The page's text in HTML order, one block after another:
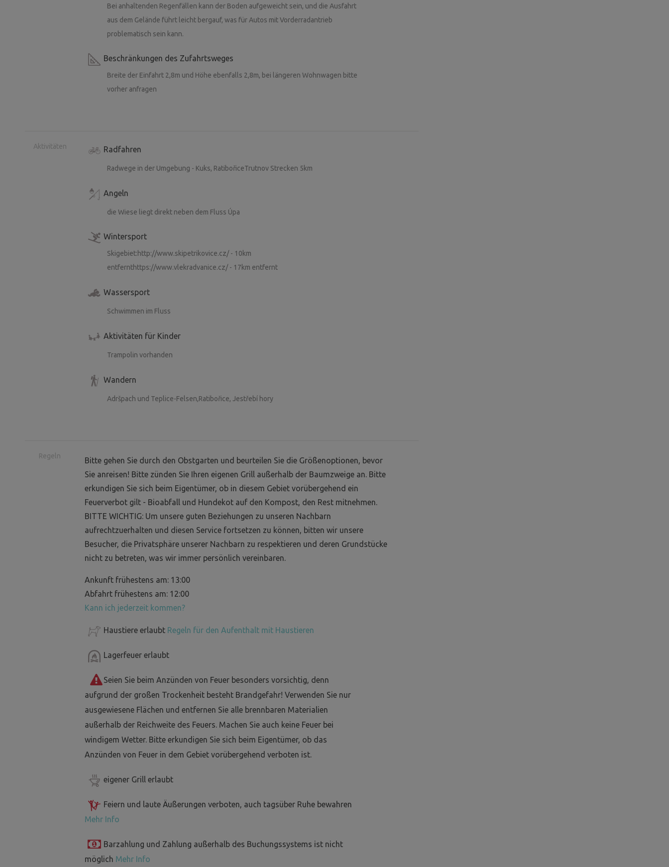
Bei anhaltenden Regenfällen kann der Boden aufgeweicht sein, und die Ausfahrt
aus dem Gelände führt leicht bergauf, was für Autos mit Vorderradantrieb
problematisch sein kann.
Beschränkungen des Zufahrtsweges
Breite der Einfahrt 2,8m und Höhe ebenfalls 2,8m, bei längeren Wohnwagen bitte
vorher anfragen
Aktivitäten Radfahren
Radwege in der Umgebung - Kuks, RatibořiceTrutnov Strecken 5km
Angeln
die Wiese liegt direkt neben dem Fluss Úpa
Wintersport
Skigebiet:http://www.skipetrikovice.cz/ - 10km
entfernthttps://www.vlekradvanice.cz/ - 17km entfernt
Wassersport
Schwimmen im Fluss
Aktivitäten für Kinder
Trampolin vorhanden
Wandern
Adršpach und Teplice-Felsen,Ratibořice, Jestřebí hory
Regeln
Bitte gehen Sie durch den Obstgarten und beurteilen Sie die Größenoptionen, bevor
Sie anreisen! Bitte zünden Sie Ihren eigenen Grill außerhalb der Baumzweige an. Bitte
erkundigen Sie sich beim Eigentümer, ob in diesem Gebiet vorübergehend ein
Feuerverbot gilt - Bioabfall und Hundekot auf den Kompost, den Rest mitnehmen.
BITTE WICHTIG: Um unsere guten Beziehungen zu unseren Nachbarn
aufrechtzuerhalten und diesen Service fortsetzen zu können, bitten wir unsere
Besucher, die Privatsphäre unserer Nachbarn zu respektieren und deren Grundstücke
nicht zu betreten, was wir immer persönlich vereinbaren.
Ankunft frühestens am: 13:00
Abfahrt frühestens am: 12:00
Kann ich jederzeit kommen?
Haustiere erlaubt Regeln für den Aufenthalt mit Haustieren
Lagerfeuer erlaubt
Seien Sie beim Anzünden von Feuer besonders vorsichtig, denn
aufgrund der großen Trockenheit besteht Brandgefahr! Verwenden Sie nur
ausgewiesene Flächen und entfernen Sie alle brennbaren Materialien
außerhalb der Reichweite des Feuers. Machen Sie auch keine Feuer bei
windigem Wetter. Bitte erkundigen Sie sich beim Eigentümer, ob das
Anzünden von Feuer in dem Gebiet vorübergehend verboten ist.
eigener Grill erlaubt
Feiern und laute Äußerungen verboten, auch tagsüber Ruhe bewahren
Mehr Info
Barzahlung und Zahlung außerhalb des Buchungssystems ist nicht
möglich Mehr Info